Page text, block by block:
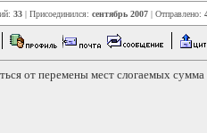
33 | Присоединился: сентябрь 2007 | Отправлено:
от перемены мест слогаемых сумма